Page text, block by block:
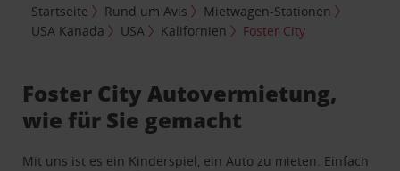
Startseite Rund um Avis
Mietwagen-Stationen
USA Kanada
USA Kalifornien Foster City
Foster City Autovermietung,
wie für Sie gemacht
Mit uns ist es ein Kinderspiel, ein Auto zu mieten. Einfach